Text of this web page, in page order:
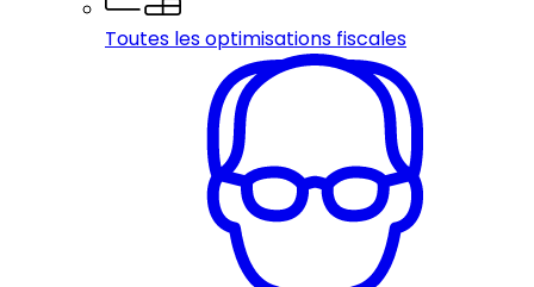
Toutes les optimisations fiscales